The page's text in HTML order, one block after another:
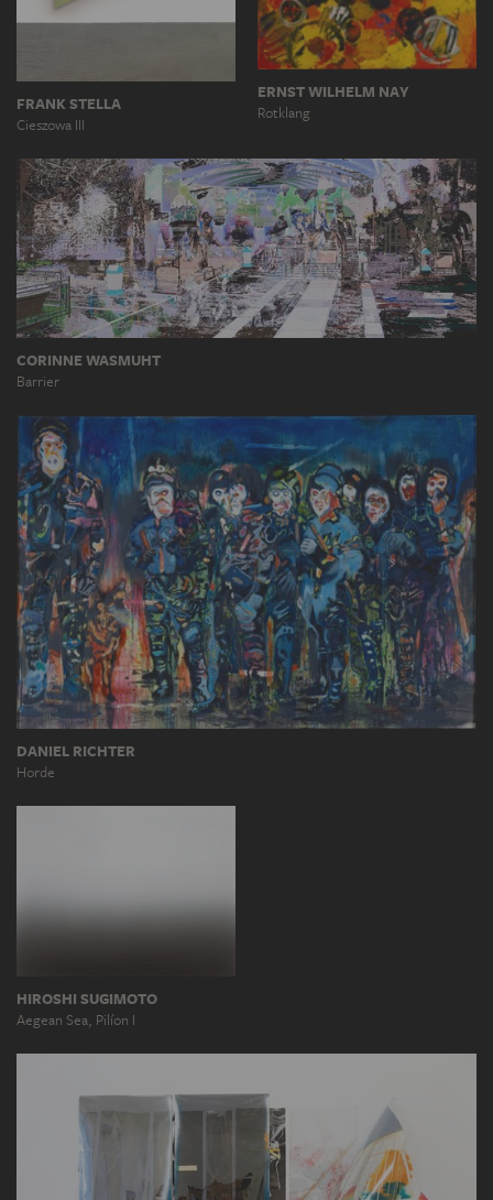
FRANK STELLA
Cieszowa III
CORINNE WASMUHT
Barrier
DANIEL RICHTER
Horde
ERNST WILHELM NAY
Rotklang
HIROSHI SUGIMOTO
Aegean Sea, Pilíon I